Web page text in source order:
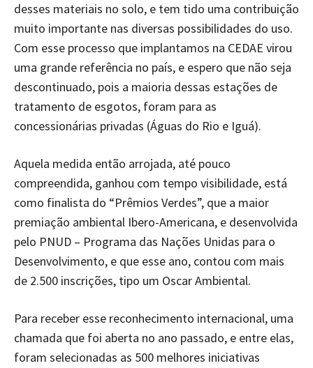
desses materiais no solo, e tem tido uma contribuição
muito importante nas diversas possibilidades do uso.
Com esse processo que implantamos na CEDAE virou
uma grande referência no país, e espero que não seja
descontinuado, pois a maioria dessas estações de
tratamento de esgotos, foram para as
concessionárias privadas (Águas do Rio e Iguá).
Aquela medida então arrojada, até pouco
compreendida, ganhou com tempo visibilidade, está
como finalista do “Prêmios Verdes”, que a maior
premiação ambiental Ibero-Americana, e desenvolvida
pelo PNUD – Programa das Nações Unidas para o
Desenvolvimento, e que esse ano, contou com mais
de 2.500 inscrições, tipo um Oscar Ambiental.
Para receber esse reconhecimento internacional, uma
chamada que foi aberta no ano passado, e entre elas,
foram selecionadas as 500 melhores iniciativas